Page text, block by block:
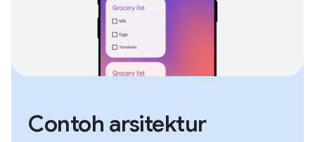
Contoh arsitektur